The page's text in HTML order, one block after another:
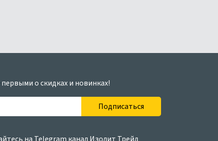
о скидках и новинках!
Подписаться